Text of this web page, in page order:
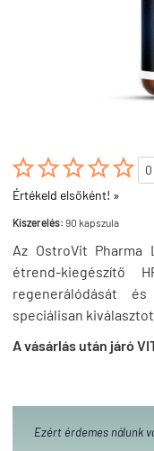

0
Értékeld elsőként! »
Kiszerelés: 90 kapszula
Az OstroVit Pharma
étrend-kiegészítő
regenerálódását
speciálisan
A vásárlás után járó
Ezért érdemes nálunk